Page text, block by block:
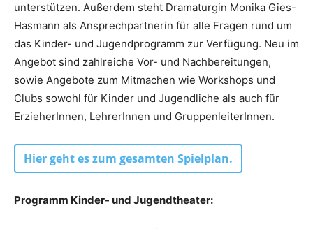
unterstützen. Außerdem steht Dramaturgin Monika Gies-
Hasmann als Ansprechpartnerin für alle Fragen rund um
das Kinder- und Jugendprogramm zur Verfügung. Neu im
Angebot sind zahlreiche Vor- und Nachbereitungen,
sowie Angebote zum Mitmachen wie Workshops und
Clubs sowohl für Kinder und Jugendliche als auch für
ErzieherInnen, LehrerInnen und GruppenleiterInnen.
Hier geht es zum gesamten Spielplan.
Programm Kinder- und Jugendtheater: